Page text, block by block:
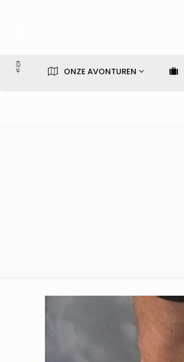
ONZE AVONTUREN